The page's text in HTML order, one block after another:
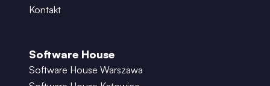
Kontakt
Software House
Software House Warszawa